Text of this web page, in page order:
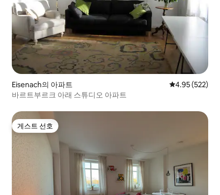
Eisenach의 아파트 평점 4.95점(5
4.95 (522)
바르트부르크 아래 스튜디오 아파트
게스트 선호
게스트 선호